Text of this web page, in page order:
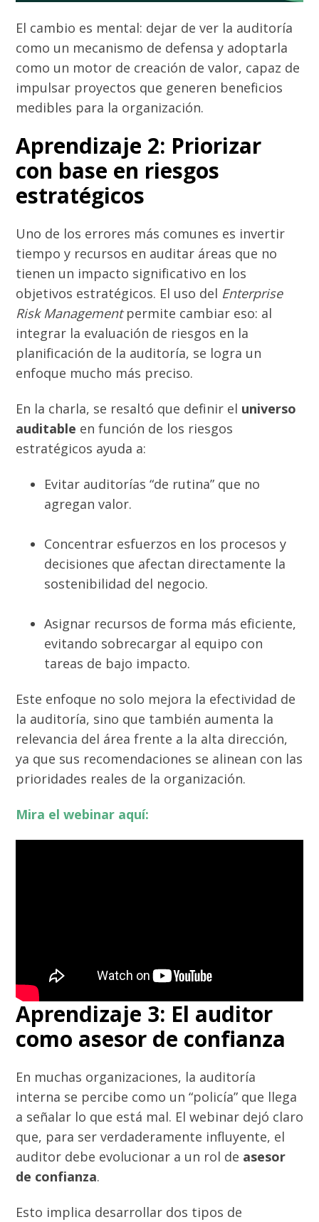
El cambio es mental: dejar de ver la auditoría
como un mecanismo de defensa y adoptarla
como un motor de creación de valor, capaz de
impulsar proyectos que generen beneficios
medibles para la organización.
Aprendizaje 2: Priorizar
con base en riesgos
estratégicos
Uno de los errores más comunes es invertir
tiempo y recursos en auditar áreas que no
tienen un impacto significativo en los
objetivos estratégicos. El uso del Enterprise
Risk Managementpermite cambiar eso: al
integrar la evaluación de riesgos en la
planificación de la auditoría, se logra un
enfoque mucho más preciso.
En la charla, se resaltó que definir el universo
auditable en función de los riesgos
estratégicos ayuda a:
Evitar auditorías “de rutina” que no
agregan valor.
Concentrar esfuerzos en los procesos y
decisiones que afectan directamente la
sostenibilidad del negocio.
Asignar recursos de forma más eficiente,
evitando sobrecargar al equipo con
tareas de bajo impacto.
Este enfoque no solo mejora la efectividad de
la auditoría, sino que también aumenta la
relevancia del área frente a la alta dirección,
ya que sus recomendaciones se alinean con las
prioridades reales de la organización.
Mira el webinar aquí:
Aprendizaje 3: El auditor
como asesor de confianza
En muchas organizaciones, la auditoría
interna se percibe como un “policía” que llega
a señalar lo que está mal. El webinar dejó claro
que, para ser verdaderamente influyente, el
auditor debe evolucionar a un rol de asesor
de confianza.
Esto implica desarrollar dos tipos de